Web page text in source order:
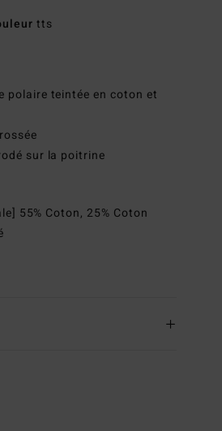
tts
polaire teintée en coton et
sur la poitrine
55% Coton, 25% Coton